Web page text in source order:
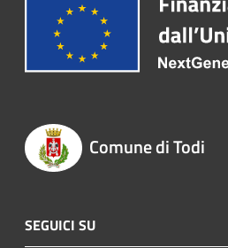
Comune di Todi
SEGUICI SU